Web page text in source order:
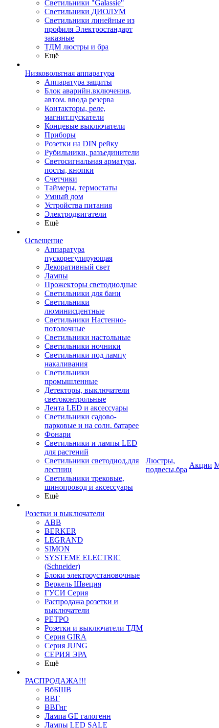
Светильники "Galassie"
Светильники ДИОЛУМ
Светильники линейные из
профиля Электростандарт
заказные
ТДМ люстры и бра
Ещё
Низковольтная аппаратура
Аппаратура защиты
Блок аварийн.включения,
автом. ввода резерва
Контакторы, реле,
магнит.пускатели
Концевые выключатели
Приборы
Розетки на DIN рейку
Рубильники, разъединители
Светосигнальная арматура,
посты, кнопки
Счетчики
Таймеры, термостаты
Умный дом
Устройства питания
Электродвигатели
Ещё
Освещение
Аппаратура
пускорегулирующая
Декоративный свет
Лампы
Прожекторы светодиодные
Светильники для бани
Светильники
люминисцентные
Светильники Настенно-
потолочные
Светильники настольные
Светильники ночники
Светильники под лампу
накаливания
Светильники
промышленные
Детекторы, выключатели
светоконтрольные
Лента LED и аксессуары
Светильники садово-
парковые и на солн. батарее
Фонари
Светильники и лампы LED
для растений
Светильники светодиод.для
лестниц
Светильники трековые,
шинопровод и аксессуары
Ещё
Розетки и выключатели
ABB
BERKER
LEGRAND
SIMON
SYSTEME ELECTRIC
(Schneider)
Блоки электроустановочные
Веркель Швеция
ГУСИ Серия
Распродажа розетки и
выключатели
РЕТРО
Розетки и выключатели ТДМ
Серия GIRA
Серия JUNG
СЕРИЯ ЭРА
Ещё
РАСПРОДАЖА!!!
ВбБШВ
ВВГ
ВВГнг
Лампа GE галогенн
Лампы LED SALE
Люстры,
подвесы,бра
Акции